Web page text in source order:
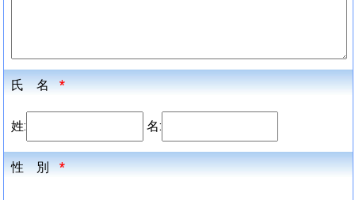
氏 名 *
姓: 名:
性 別 *